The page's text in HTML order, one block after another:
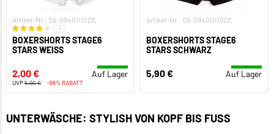
Artikel-Nr.: S6-09401/SIZE
1
BOXERSHORTS STAGE6
STARS WEISS
2,00 € Auf Lager
UVP5,90 € -66% RABATT
Artikel-Nr.: S6-09400/SIZE
BOXERSHORTS STAGE6
STARS SCHWARZ
5,90 € Auf Lager
UNTERWÄSCHE: STYLISH VON KOPF BIS FUSS